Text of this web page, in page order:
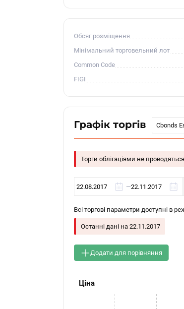
Обсяг розміщення
Мінімальний торговельний лот
Common Code
FIGI
Графік торгів Cbonds
Торги облігаціями не
—
Всі торгові параметри доступні в
Останні дані на22.11.2017
Додати для порівняння
Ціна